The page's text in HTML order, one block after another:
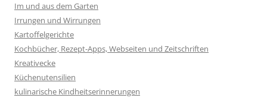
Im und aus dem Garten
Irrungen und Wirrungen
Kartoffelgerichte
Kochbücher, Rezept-Apps, Webseiten und Zeitschriften
Kreativecke
Küchenutensilien
kulinarische Kindheitserinnerungen